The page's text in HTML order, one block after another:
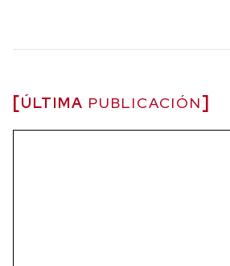
ÚLTIMA PUBLICACIÓN